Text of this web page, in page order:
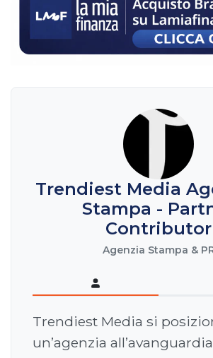
Trendiest Media
Stampa -
Contributor
Agenzia Stampa &
Trendiest Media si
un’agenzia